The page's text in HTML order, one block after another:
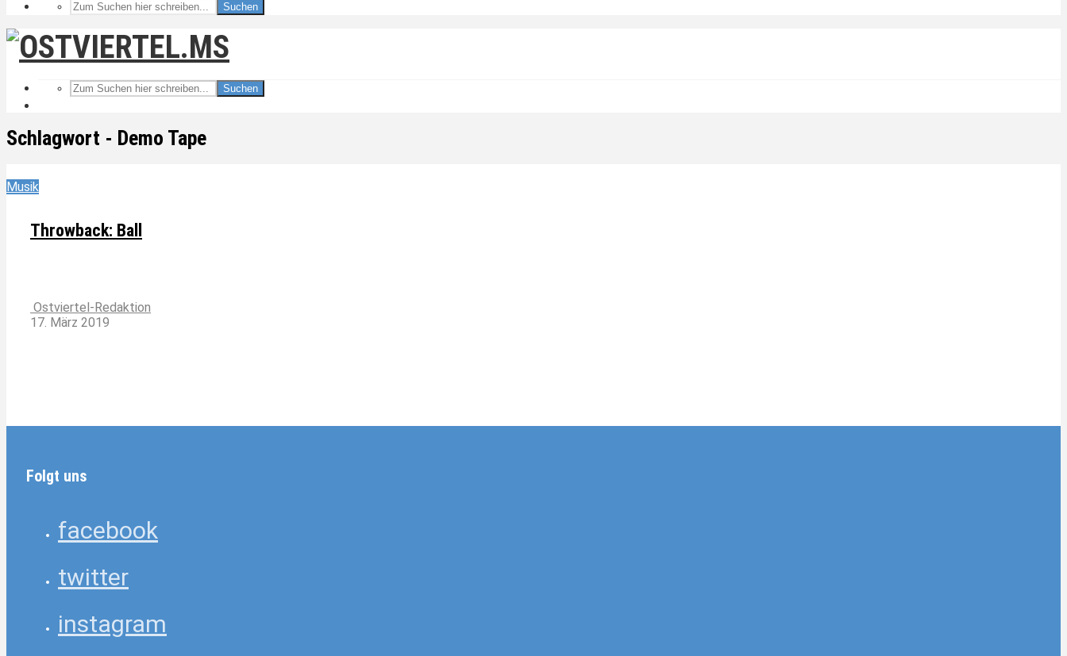
Suchen
Suchen
Schlagwort - Demo Tape
Musik
Throwback: Ball
Ostviertel-Redaktion
17. März 2019
Folgt uns
facebook
twitter
instagram